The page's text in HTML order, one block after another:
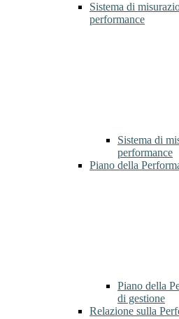
Sistema di
performance
Sistema di
performance
Piano della
Piano della
di gestione
Relazione sulla